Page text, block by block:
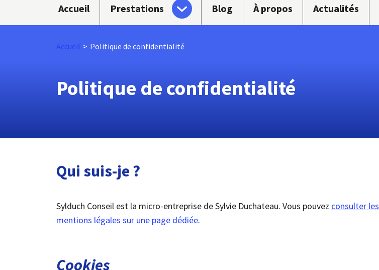
Accueil Prestations Sous-menuBlog À propos Actualités
Accueil Politique de confidentialité
Politique de confidentialité
Qui suis-je ?
Sylduch Conseil est la micro-entreprise de Sylvie Duchateau. Vous pouvez consulter les
mentions légales sur une page dédiée.
Cookies